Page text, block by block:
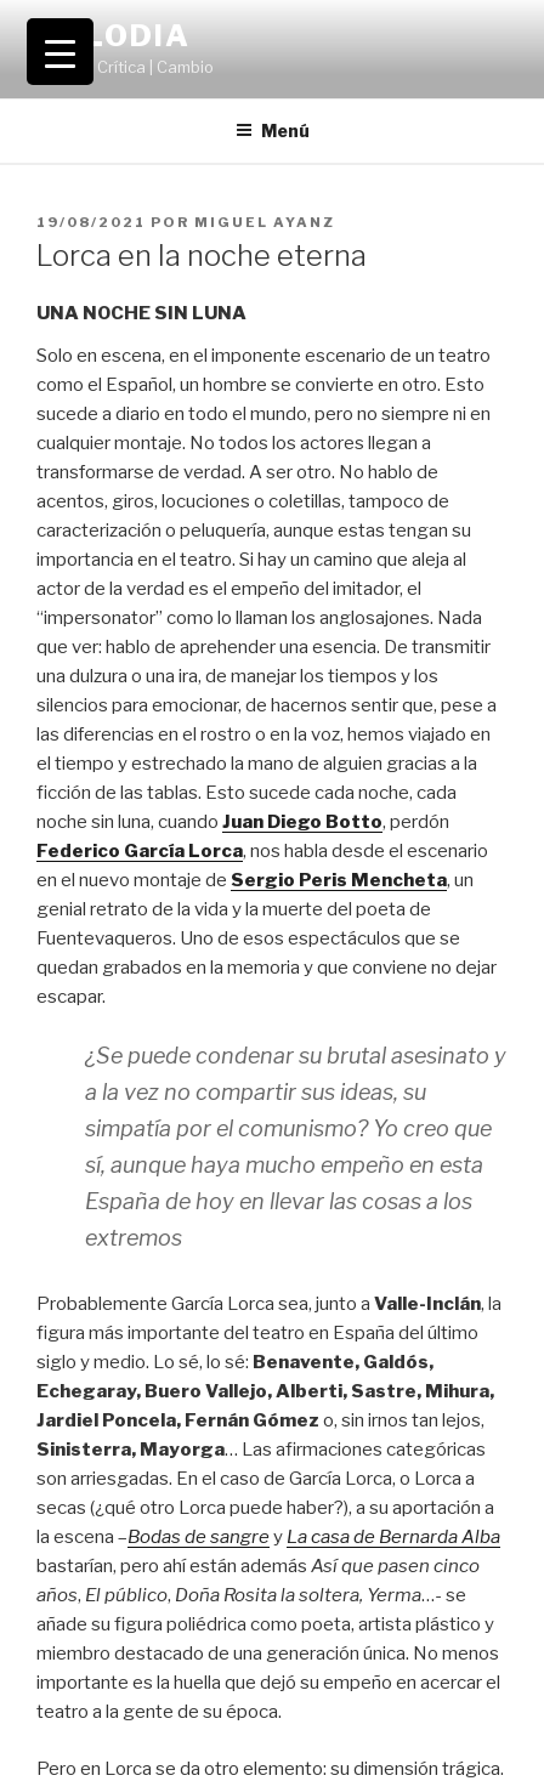
Saltar
contenido
VOLODIA
Teatro | Crítica | Cambio
Menú
PUBLICADO
EL
19/08/2021 POR MIGUEL AYANZ
Lorca en la noche eterna
UNA NOCHE SIN LUNA
Solo en escena, en el imponente escenario de un teatro
como el Español, un hombre se convierte en otro. Esto
sucede a diario en todo el mundo, pero no siempre ni en
cualquier montaje. No todos los actores llegan a
transformarse de verdad. A ser otro. No hablo de
acentos, giros, locuciones o coletillas, tampoco de
caracterización o peluquería, aunque estas tengan su
importancia en el teatro. Si hay un camino que aleja al
actor de la verdad es el empeño del imitador, el
“impersonator” como lo llaman los anglosajones. Nada
que ver: hablo de aprehender una esencia. De transmitir
una dulzura o una ira, de manejar los tiempos y los
silencios para emocionar, de hacernos sentir que, pese a
las diferencias en el rostro o en la voz, hemos viajado en
el tiempo y estrechado la mano de alguien gracias a la
ficción de las tablas. Esto sucede cada noche, cada
noche sin luna, cuando Juan Diego Botto, perdón
Federico García Lorca, nos habla desde el escenario
en el nuevo montaje de Sergio Peris Mencheta, un
genial retrato de la vida y la muerte del poeta de
Fuentevaqueros. Uno de esos espectáculos que se
quedan grabados en la memoria y que conviene no dejar
escapar.
¿Se puede condenar su brutal asesinato y
a la vez no compartir sus ideas, su
simpatía por el comunismo? Yo creo que
sí, aunque haya mucho empeño en esta
España de hoy en llevar las cosas a los
extremos
Probablemente García Lorca sea, junto a Valle-Inclán, la
figura más importante del teatro en España del último
siglo y medio. Lo sé, lo sé: Benavente, Galdós,
Echegaray, Buero Vallejo, Alberti, Sastre, Mihura,
Jardiel Poncela, Fernán Gómez o, sin irnos tan lejos,
Sinisterra, Mayorga… Las afirmaciones categóricas
son arriesgadas. En el caso de García Lorca, o Lorca a
secas (¿qué otro Lorca puede haber?), a su aportación a
la escena –Bodas de sangrey La casa de Bernarda Alba
bastarían, pero ahí están además Así que pasen cinco
años, El público, Doña Rosita la soltera, Yerma…- se
añade su figura poliédrica como poeta, artista plástico y
miembro destacado de una generación única. No menos
importante es la huella que dejó su empeño en acercar el
teatro a la gente de su época.
Pero en Lorca se da otro elemento: su dimensión trágica.